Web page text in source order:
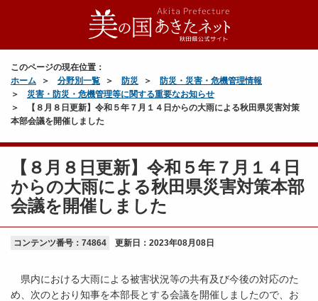
このページの現在位置：
ホーム
分野別一覧 防災
防災・災害・危機管理情報
災害・防災・危機管理等に関する重要なお知らせ
【８月８日更新】令和５年７月１４日からの大雨による秋田県災害対策
本部会議を開催しました
【８月８日更新】令和５年７月１４日
からの大雨による秋田県災害対策本部
会議を開催しました
コンテンツ番号：74864 更新日： 2023年08月08日
県内における大雨による被害状況等の共有及び今後の対応のた
め、次のとおり知事を本部長とする会議を開催しましたので、お